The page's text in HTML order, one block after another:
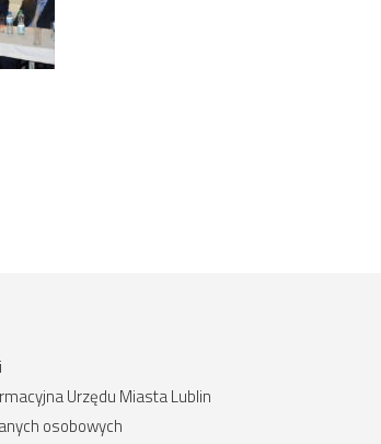
Urzędu Miasta Lublin
osobowych